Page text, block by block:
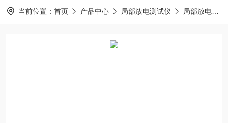
当前位置： 首页 产品中心 局部放电测试仪 局部放电巡检仪